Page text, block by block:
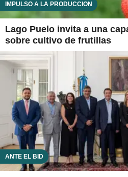
IMPULSO A LA PRODUCCIÓN
Lago Puelo invita a una
sobre cultivo de frutillas
ANTE EL BID